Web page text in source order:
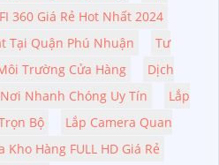
360 Giá Rẻ Hot Nhất 2024
Tại Quận Phú Nhuận
Tư
Trường Cửa Hàng
Dịch
Nhanh Chóng Uy Tín
Lắp
Bộ
Lắp Camera Quan
Kho Hàng FULL HD Giá Rẻ